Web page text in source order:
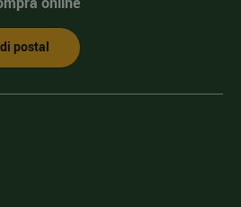
postal